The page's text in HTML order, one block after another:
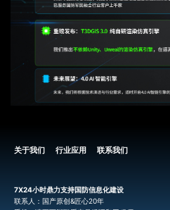
关于我们 行业应用 联系我们
7X24小时鼎力支持国防信息化建设
联系人：国产原创&匠心20年